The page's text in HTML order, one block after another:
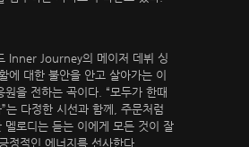
Inner Journey의 메이저 데뷔 싱
에 대한 불안을 안고 살아가는 이
원을 전하는 곡이다. “모두가 한때
는 다정한 시선과 함께, 주문처럼
멜로디는 듣는 이에게 모든 것이 잘
정적인 에너지를 선사한다.